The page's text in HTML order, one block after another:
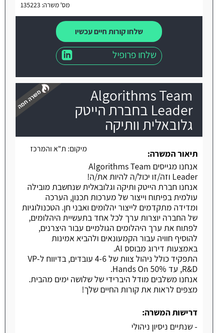
מס' משרה: 135223
שלחו קורות חיים עכשיו
שלחו פרופיל
Algorithms Team
Leader בחברת הייטק
גלובאלית וותיקה
משרה חמה
מיקום: ת"א והמרכז
תיאור המשרה:
אנחנו מגייסים Algorithms Team
Leader וזה/זו יכול/ה להיות את/ה!
אנחנו חברת הייטק ותיקה וגלובאלית שנחשבת מובילה
עולמית בפיתוח וייצור של מערכות תכנון, הערכה
ומדידה מתקדמים לייצור יהלומים ואבני חן. הטכנולוגיות
של החברה יוצרות ערך לכל אחד בתעשיית היהלומים,
לפתוח את ערך היהלומים הגולמיים עבור היצרנים,
להוסיף חוויה עבור הקמעונאים ולהביא אמינות
באמצעות דירוג מבוסס AI.
התפקיד כולל ניהול צוות של 4-6 עובדים, בדיווח ל-VP
R&D, עד 50% Hands On.
אנחנו משלבים מודל היברידי של שלושה ימים מהבית.
מצפים לראות את קורות החיים שלך!
דרישות המשרה:
- שנתיים ניסיון ניהולי